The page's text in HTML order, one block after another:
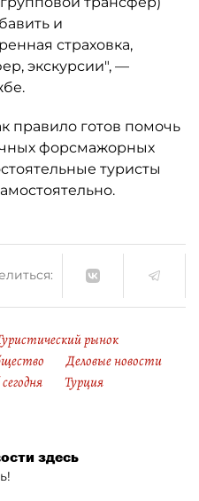
и
страховка,
экскурсии", —
правило готов помочь
форсмажорных
туристы
рынок
Деловые новости
Турция
здесь